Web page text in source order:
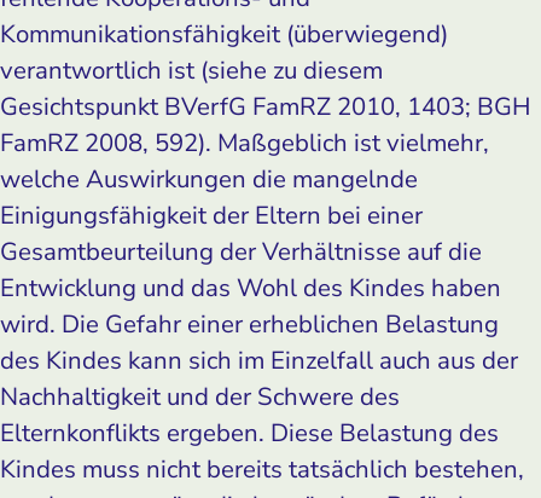
Kommunikationsfähigkeit (überwiegend)
verantwortlich ist (siehe zu diesem
Gesichtspunkt BVerfG FamRZ 2010, 1403; BGH
FamRZ 2008, 592). Maßgeblich ist vielmehr,
welche Auswirkungen die mangelnde
Einigungsfähigkeit der Eltern bei einer
Gesamtbeurteilung der Verhältnisse auf die
Entwicklung und das Wohl des Kindes haben
wird. Die Gefahr einer erheblichen Belastung
des Kindes kann sich im Einzelfall auch aus der
Nachhaltigkeit und der Schwere des
Elternkonflikts ergeben. Diese Belastung des
Kindes muss nicht bereits tatsächlich bestehen,